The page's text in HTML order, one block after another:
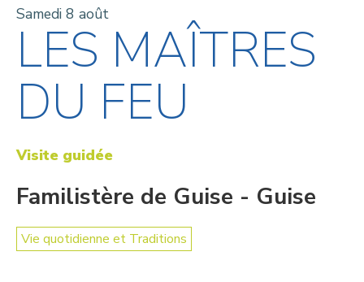
Samedi 8 août
LES MAÎTRES
DU FEU
Visite guidée
Familistère de Guise - Guise
Vie quotidienne et Traditions